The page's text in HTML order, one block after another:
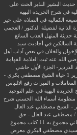
البشير النذير
الحث على
في شرح الخريدة البهية
الكمالية في الصلاة علي خير
الذاتية لفضيلة الدكتور / العجمي
حديثة
المنهل العذب السائغ
السالكين في أحاديث سيد
والخلان في بعض آداب أهل
الله عنه ثبت العلامة الفهامة
الجزء الأول حاشي
1
حياة الشيخ مصطفي بكري -
و الميراث رفع الالتباس
البهية في علم التوحيد
أسماء الله الحسنى شرح
- الشيخ مصطفي عبد العال
/ مصطفى عبد العال - حق
مجموع به 11 كتاب
مجموع
مصطفي البكري معرض